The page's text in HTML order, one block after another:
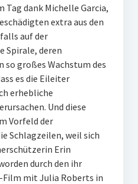
Tag dank Michelle Garcia,
extra aus den
auf der
Spirale, deren
so großes Wachstum des
es die Eileiter
erhebliche
Und diese
Vorfeld der
Schlagzeilen, weil sich
Erin
durch den ihr
mit Julia Roberts in